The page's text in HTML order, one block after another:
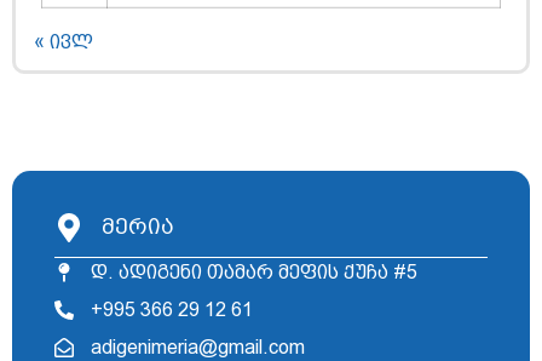
« ივლ
მერია
დ. ადიგენი თამარ მეფის ქუჩა #5
+995 366 29 12 61
adigenimeria@gmail.com